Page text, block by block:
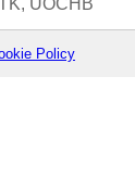
ÚOCHB
Policy